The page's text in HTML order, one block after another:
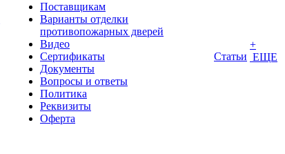
Поставщикам
Варианты отделки
противопожарных дверей
Видео
Сертификаты
Документы
Вопросы и ответы
Политика
Реквизиты
Оферта
Статьи
+
ЕЩЕ